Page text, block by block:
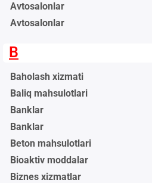
Avtosalonlar
Avtosalonlar
B
Baholash xizmati
Baliq mahsulotlari
Banklar
Banklar
Beton mahsulotlari
Bioaktiv moddalar
Biznes xizmatlar